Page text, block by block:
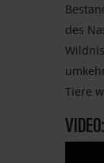
des
Tiere